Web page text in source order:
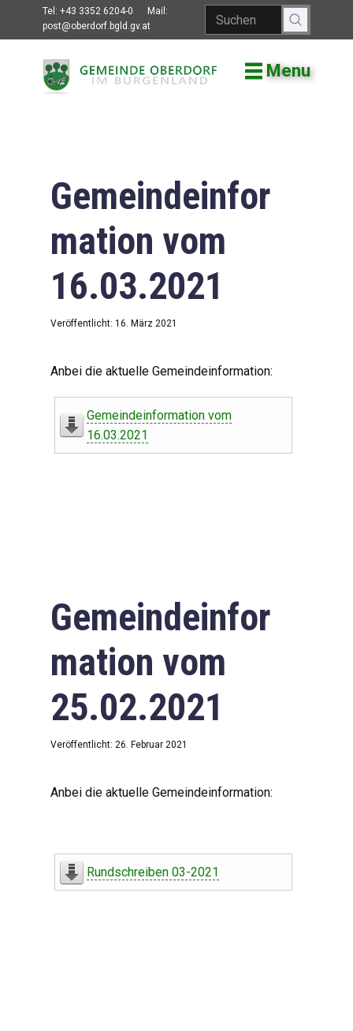
Tel: +43 3352 6204-0
Mail:
post@oberdorf.bgld.gv.at
Menu
Willkommen
Gemeindeamt
Gemeinderat
Bildung
Vereine
Leben in Oberdorf
Downloads
Impressum
Datenschutzerklärung
Gemeindeinfor
mation vom
16.03.2021
Veröffentlicht: 16. März 2021
Anbei die aktuelle Gemeindeinformation:
Gemeindeinformation vom
16.03.2021
Gemeindeinfor
mation vom
25.02.2021
Veröffentlicht: 26. Februar 2021
Anbei die aktuelle Gemeindeinformation:
Rundschreiben 03-2021